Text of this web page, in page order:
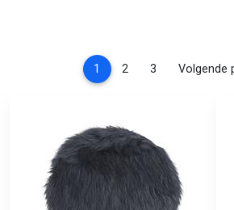
1 (current)
2 3 Volgende